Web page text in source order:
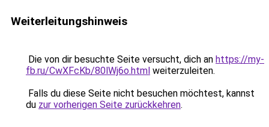
Weiterleitungshinweis
Die von dir besuchte Seite versucht, dich an https://my-
fb.ru/CwXFcKb/80lWj6o.html weiterzuleiten.
Falls du diese Seite nicht besuchen möchtest, kannst
du zur vorherigen Seite zurückkehren.